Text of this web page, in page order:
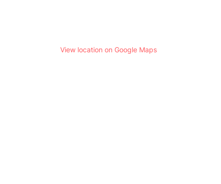
View location on Google Maps